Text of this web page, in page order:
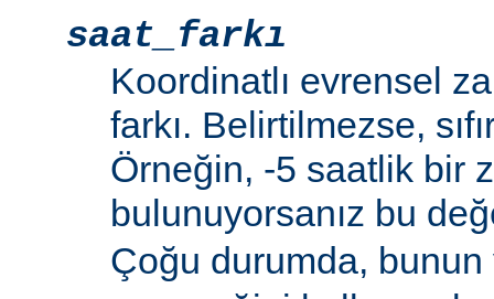
saat_farkı
Koordinatlı evrensel
farkı. Belirtilmezse,
Örneğin, -5 saatlik bir
bulunuyorsanız bu
Çoğu durumda,